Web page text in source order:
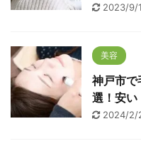
2023/9/
美容
神戸市で
選！安い
2024/2/